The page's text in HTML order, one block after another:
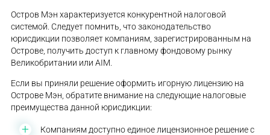
Остров Мэн характеризуется конкурентной налоговой
системой. Следует помнить, что законодательство
юрисдикции позволяет компаниям, зарегистрированным на
Острове, получить доступ к главному фондовому рынку
Великобритании или AIM.
Если вы приняли решение оформить игорную лицензию на
Острове Мэн, обратите внимание на следующие налоговые
преимущества данной юрисдикции:
Компаниям доступно единое лицензионное решение с